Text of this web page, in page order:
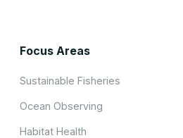
Focus Areas
Sustainable Fisheries
Ocean Observing
Habitat Health